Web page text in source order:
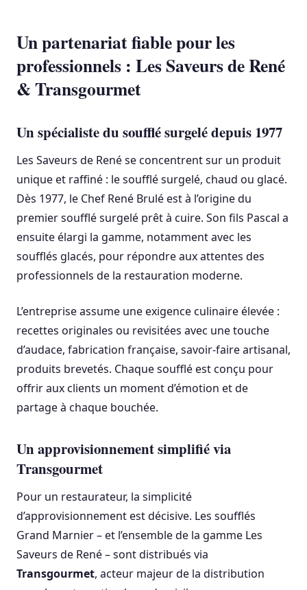
Un partenariat fiable pour les
professionnels : Les Saveurs de René
& Transgourmet
Un spécialiste du soufflé surgelé depuis 1977
Les Saveurs de René se concentrent sur un produit
unique et raffiné : le soufflé surgelé, chaud ou glacé.
Dès 1977, le Chef René Brulé est à l’origine du
premier soufflé surgelé prêt à cuire. Son fils Pascal a
ensuite élargi la gamme, notamment avec les
soufflés glacés, pour répondre aux attentes des
professionnels de la restauration moderne.
L’entreprise assume une exigence culinaire élevée :
recettes originales ou revisitées avec une touche
d’audace, fabrication française, savoir-faire artisanal,
produits brevetés. Chaque soufflé est conçu pour
offrir aux clients un moment d’émotion et de
partage à chaque bouchée.
Un approvisionnement simplifié via
Transgourmet
Pour un restaurateur, la simplicité
d’approvisionnement est décisive. Les soufflés
Grand Marnier – et l’ensemble de la gamme Les
Saveurs de René – sont distribués via
Transgourmet, acteur majeur de la distribution